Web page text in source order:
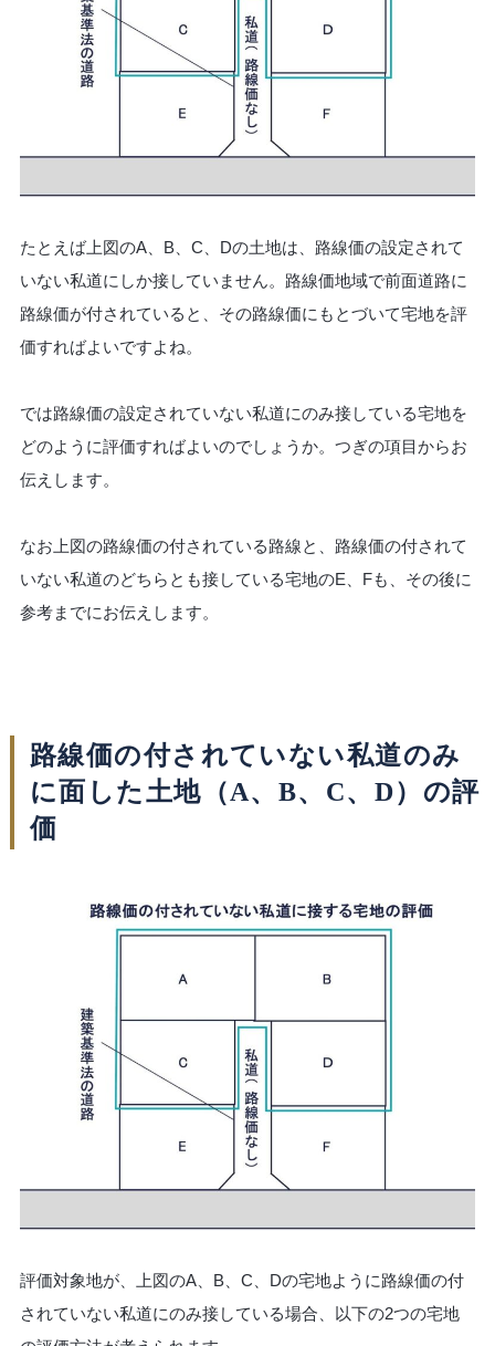
たとえば上図のA、B、C、Dの土地は、路線価の設定されて
いない私道にしか接していません。路線価地域で前面道路に
路線価が付されていると、その路線価にもとづいて宅地を評
価すればよいですよね。
では路線価の設定されていない私道にのみ接している宅地を
どのように評価すればよいのでしょうか。つぎの項目からお
伝えします。
なお上図の路線価の付されている路線と、路線価の付されて
いない私道のどちらとも接している宅地のE、Fも、その後に
参考までにお伝えします。
路線価の付されていない私道のみ
に面した土地（A、B、C、D）の評
価
評価対象地が、上図のA、B、C、Dの宅地ように路線価の付
されていない私道にのみ接している場合、以下の2つの宅地